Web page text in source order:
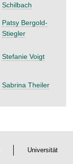
Schilbach
Patsy Bergold-
Stiegler
Stefanie Voigt
Sabrina Theiler
Universität